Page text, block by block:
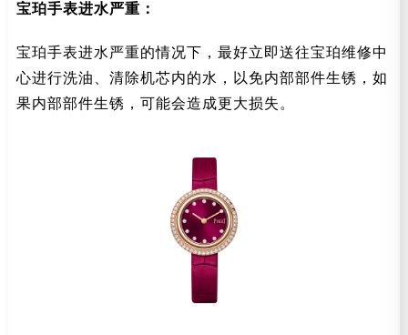
宝珀手表进水严重：
宝珀手表进水严重的情况下，最好立即送往宝珀维修中
心进行洗油、清除机芯内的水，以免内部部件生锈，如
果内部部件生锈，可能会造成更大损失。